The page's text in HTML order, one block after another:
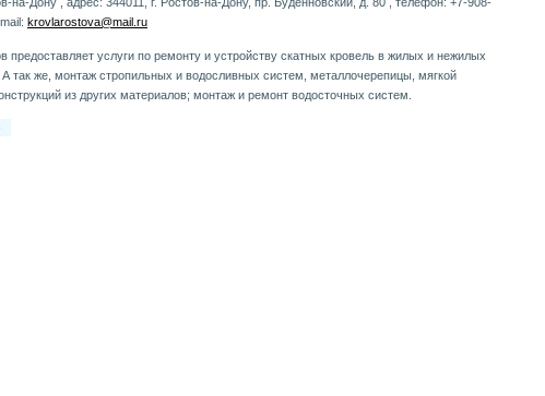
krovlarostova@mail.ru
предоставляет услуги по ремонту и устройству скатных кровель в жилых и нежилых
так же, монтаж стропильных и водосливных систем, металлочерепицы, мягкой
из других материалов; монтаж и ремонт водосточных систем.